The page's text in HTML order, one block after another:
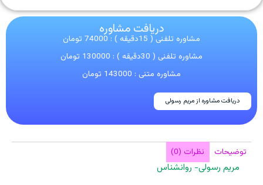
دریافت مشاوره
مشاوره تلفنی ( 15دقیقه ) : 74000 تومان
مشاوره تلفنی ( 30دقیقه ) : 130000 تومان
مشاوره متنی : 143000 تومان
دریافت مشاوره از مریم رسولی
توضیحات نظرات (0)
مریم رسولی- روانشناس